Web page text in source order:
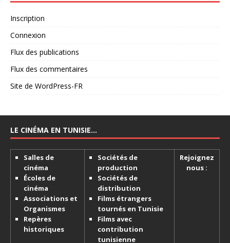
Inscription
Connexion
Flux des publications
Flux des commentaires
Site de WordPress-FR
LE CINÉMA EN TUNISIE…
Salles de
cinéma
Écoles de
cinéma
Associations et
Organismes
Repères
historiques
Sociétés de
production
Sociétés de
distribution
Films étrangers
tournés en Tunisie
Films avec
contribution
tunisienne
Rejoignez
nous :